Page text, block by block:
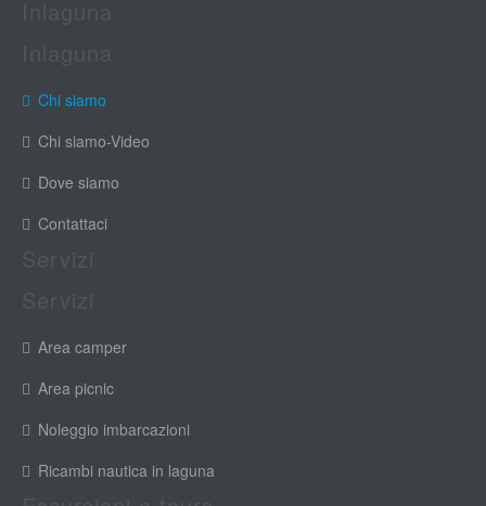
Chi siamo
Chi siamo-Video
Dove siamo
Contattaci
Area camper
Area picnic
Noleggio imbarcazioni
Ricambi nautica in laguna